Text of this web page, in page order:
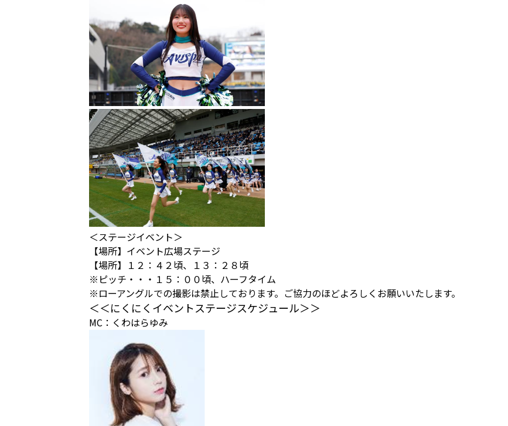
＜ステージイベント＞
【場所】イベント広場ステージ
【場所】１２：４２頃、１３：２８頃
※ピッチ・・・１５：００頃、ハーフタイム
※ローアングルでの撮影は禁止しております。ご協力のほどよろしくお願いいたします。
＜＜にくにくイベントステージスケジュール＞＞
MC：くわはらゆみ